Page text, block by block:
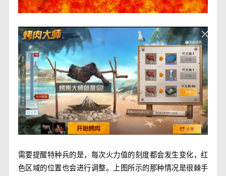
需要提醒特种兵的是，每次火力值的刻度都会发生变化，红
色区域的位置也会进行调整。上图所示的那种情况是很棘手